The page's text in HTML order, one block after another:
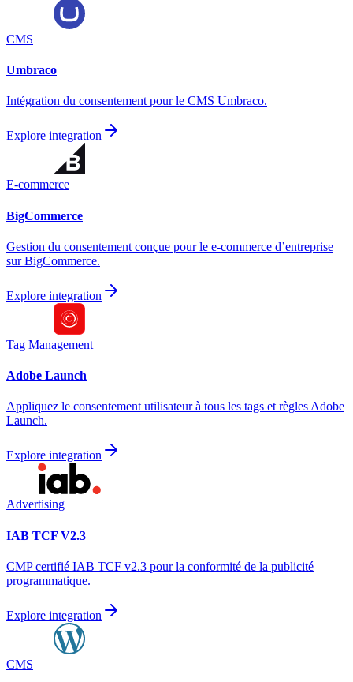
CMS
Umbraco
Intégration du consentement pour le CMS Umbraco.
Explore integration
E-commerce
BigCommerce
Gestion du consentement conçue pour le e-commerce d’entreprise
sur BigCommerce.
Explore integration
Tag Management
Adobe Launch
Appliquez le consentement utilisateur à tous les tags et règles Adobe
Launch.
Explore integration
Advertising
IAB TCF V2.3
CMP certifié IAB TCF v2.3 pour la conformité de la publicité
programmatique.
Explore integration
CMS